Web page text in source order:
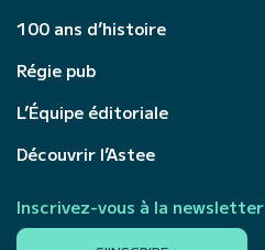
100 ans d’histoire
Régie pub
L’Équipe éditoriale
Découvrir l’Astee
Inscrivez-vous à la newsletter